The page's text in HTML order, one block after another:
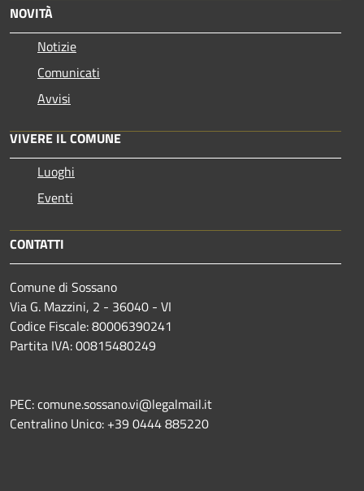
NOVITÀ
Notizie
Comunicati
Avvisi
VIVERE IL COMUNE
Luoghi
Eventi
CONTATTI
Comune di Sossano
Via G. Mazzini, 2 - 36040 - VI
Codice Fiscale: 80006390241
Partita IVA: 00815480249
PEC: comune.sossano.vi@legalmail.it
Centralino Unico: +39 0444 885220